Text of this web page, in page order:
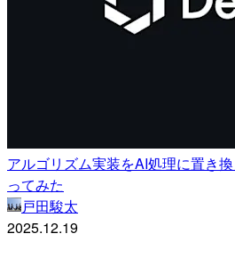
アルゴリズム実装をAI処理に置き
ってみた
戸田駿太
2025.12.19